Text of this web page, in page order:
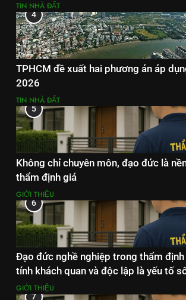
TIN NHÀ ĐẤT
4
TPHCM đề xuất hai phương án áp
2026
TIN NHÀ ĐẤT
5
Không chỉ chuyên môn, đạo đức là
thẩm định giá
GIỚI THIỆU
6
Đạo đức nghề nghiệp trong thẩm định
tính khách quan và độc lập là yếu tố
GIỚI THIỆU
7